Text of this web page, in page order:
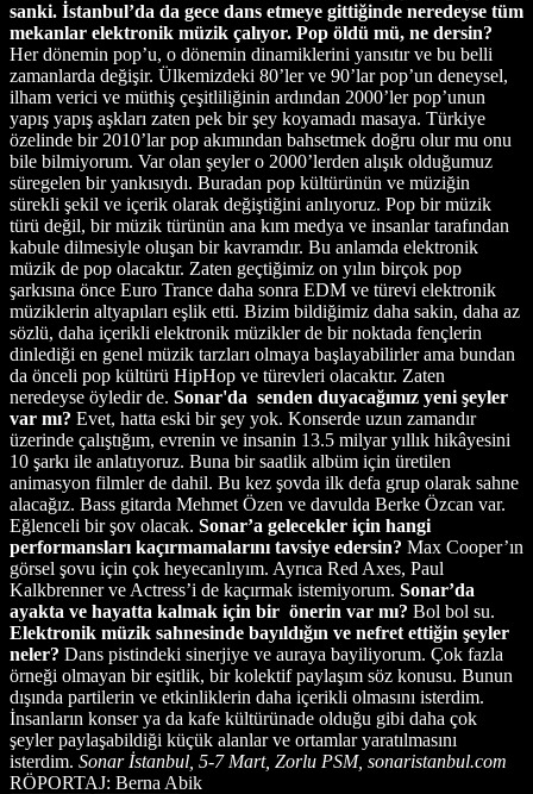
sanki. İstanbul’da da gece dans etmeye gittiğinde neredeyse tüm
mekanlar elektronik müzik çalıyor. Pop öldü mü, ne dersin?
Her dönemin pop’u, o dönemin dinamiklerini yansıtır ve bu belli
zamanlarda değişir. Ülkemizdeki 80’ler ve 90’lar pop’un deneysel,
ilham verici ve müthiş çeşitliliğinin ardından 2000’ler pop’unun
yapış yapış aşkları zaten pek bir şey koyamadı masaya. Türkiye
özelinde bir 2010’lar pop akımından bahsetmek doğru olur mu onu
bile bilmiyorum. Var olan şeyler o 2000’lerden alışık olduğumuz
süregelen bir yankısıydı. Buradan pop kültürünün ve müziğin
sürekli şekil ve içerik olarak değiştiğini anlıyoruz. Pop bir müzik
türü değil, bir müzik türünün ana kım medya ve insanlar tarafından
kabule dilmesiyle oluşan bir kavramdır. Bu anlamda elektronik
müzik de pop olacaktır. Zaten geçtiğimiz on yılın birçok pop
şarkısına önce Euro Trance daha sonra EDM ve türevi elektronik
müziklerin altyapıları eşlik etti. Bizim bildiğimiz daha sakin, daha az
sözlü, daha içerikli elektronik müzikler de bir noktada fençlerin
dinlediği en genel müzik tarzları olmaya başlayabilirler ama bundan
da önceli pop kültürü HipHop ve türevleri olacaktır. Zaten
neredeyse öyledir de. Sonar'da senden duyacağımız yeni şeyler
var mı? Evet, hatta eski bir şey yok. Konserde uzun zamandır
üzerinde çalıştığım, evrenin ve insanin 13.5 milyar yıllık hikâyesini
10 şarkı ile anlatıyoruz. Buna bir saatlik albüm için üretilen
animasyon filmler de dahil. Bu kez şovda ilk defa grup olarak sahne
alacağız. Bass gitarda Mehmet Özen ve davulda Berke Özcan var.
Eğlenceli bir şov olacak. Sonar’a gelecekler için hangi
performansları kaçırmamalarını tavsiye edersin? Max Cooper’ın
görsel şovu için çok heyecanlıyım. Ayrıca Red Axes, Paul
Kalkbrenner ve Actress’i de kaçırmak istemiyorum. Sonar’da
ayakta ve hayatta kalmak için bir önerin var mı? Bol bol su.
Elektronik müzik sahnesinde bayıldığın ve nefret ettiğin şeyler
neler? Dans pistindeki sinerjiye ve auraya bayiliyorum. Çok fazla
örneği olmayan bir eşitlik, bir kolektif paylaşım söz konusu. Bunun
dışında partilerin ve etkinliklerin daha içerikli olmasını isterdim.
İnsanların konser ya da kafe kültürünade olduğu gibi daha çok
şeyler paylaşabildiği küçük alanlar ve ortamlar yaratılmasını
isterdim. Sonar İstanbul, 5-7 Mart, Zorlu PSM, sonaristanbul.com
RÖPORTAJ: Berna Abik